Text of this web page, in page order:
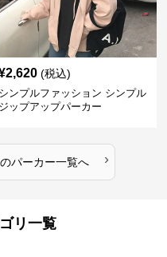
2,620 (税込)
シンプルファッション シンプル
ジップアップパーカー
のパーカー一覧へ ›
リ一覧